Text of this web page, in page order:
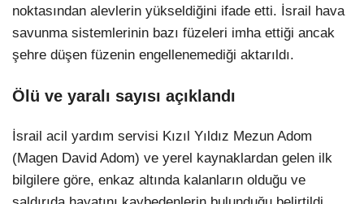
noktasından alevlerin yükseldiğini ifade etti. İsrail hava
savunma sistemlerinin bazı füzeleri imha ettiği ancak
şehre düşen füzenin engellenemediği aktarıldı.
Ölü ve yaralı sayısı açıklandı
İsrail acil yardım servisi Kızıl Yıldız Mezun Adom
(Magen David Adom) ve yerel kaynaklardan gelen ilk
bilgilere göre, enkaz altında kalanların olduğu ve